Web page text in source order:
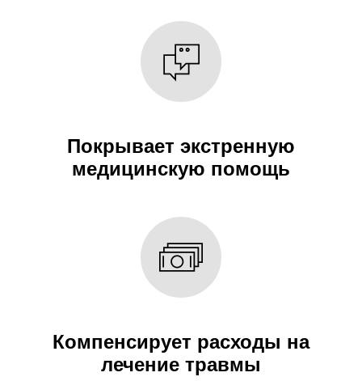
Покрывает экстренную
медицинскую помощь
Компенсирует расходы на
лечение травмы